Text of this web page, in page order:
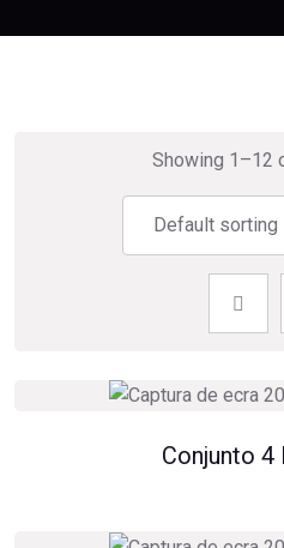
Showing 1–12
Conjunto 4